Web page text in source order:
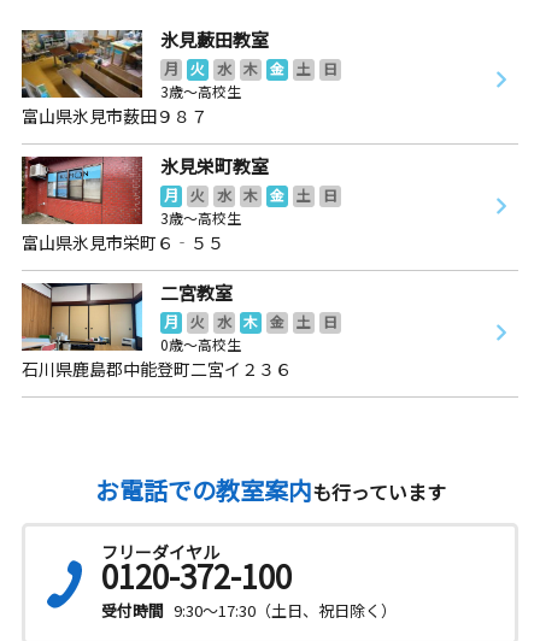
氷見藪田教室
月 火 水 木 金 土
日
3歳～高校生
富山県氷見市薮田９８７
氷見栄町教室
月 火 水 木 金 土
日
3歳～高校生
富山県氷見市栄町６‐５５
二宮教室
月 火 水 木 金 土
日
0歳～高校生
石川県鹿島郡中能登町二宮イ２３６
お電話での教室案内も行っています
フリーダイヤル
0120-372-100
受付時間 9:30～17:30（土日、祝日除く）